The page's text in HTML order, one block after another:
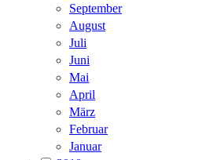
September
August
Juli
Juni
Mai
April
März
Februar
Januar